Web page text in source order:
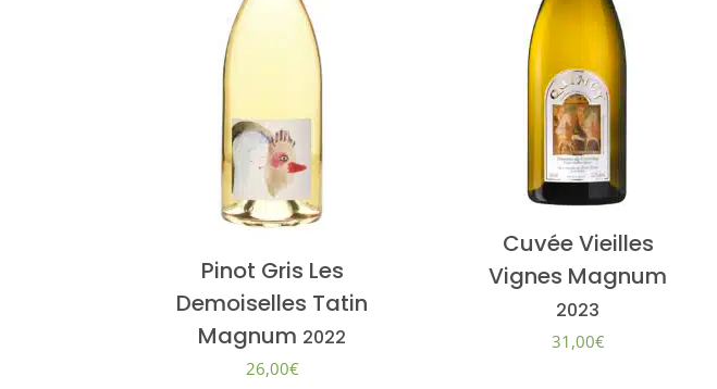
Pinot Gris Les
Demoiselles Tatin
Magnum 2022
26,00€
Cuvée Vieilles
Vignes Magnum
2023
31,00€